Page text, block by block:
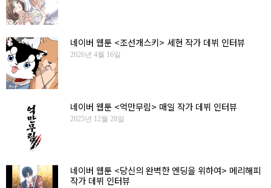
네이버 웹툰 <조선개스키> 세현 작가 데뷔 인터뷰
2026년 4월 16일
네이버 웹툰 <억만무림> 매일 작가 데뷔 인터뷰
2025년 12월 28일
네이버 웹툰 <당신의 완벽한 엔딩을 위하여> 메리해피
작가 데뷔 인터뷰